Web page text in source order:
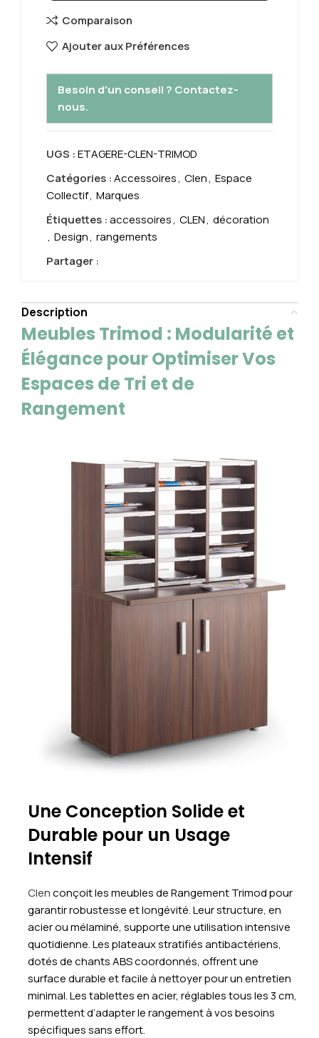
Comparaison
Ajouter aux Préférences
Besoin d'un conseil ? Contactez-
nous.
UGS :ETAGERE-CLEN-TRIMOD
Catégories :Accessoires, Clen, Espace
Collectif, Marques
Étiquettes :accessoires, CLEN, décoration
, Design, rangements
Partager :
Description
Meubles Trimod : Modularité et
Élégance pour Optimiser Vos
Espaces de Tri et de
Rangement
Une Conception Solide et
Durable pour un Usage
Intensif
Clenconçoit les meubles de Rangement Trimod pour
garantir robustesse et longévité. Leur structure, en
acier ou mélaminé, supporte une utilisation intensive
quotidienne. Les plateaux stratifiés antibactériens,
dotés de chants ABS coordonnés, offrent une
surface durable et facile à nettoyer pour un entretien
minimal. Les tablettes en acier, réglables tous les 3 cm,
permettent d’adapter le rangement à vos besoins
spécifiques sans effort.